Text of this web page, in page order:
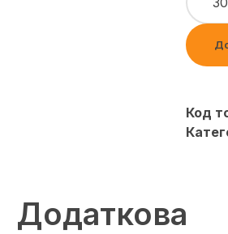
Код
Додаткова